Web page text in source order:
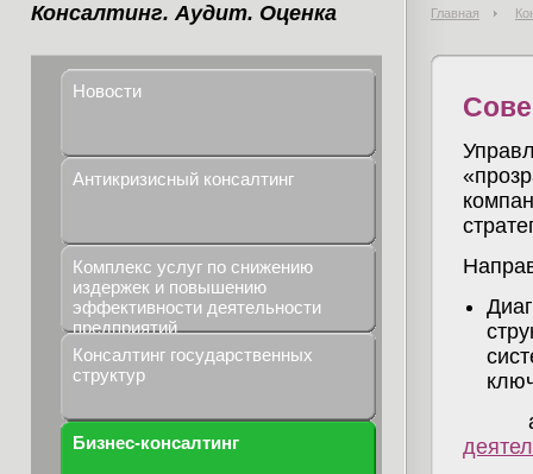
Консалтинг. Аудит. Оценка Главная
Новости
Антикризисный консалтинг
Комплекс услуг по снижению
издержек и повышению
эффективности деятельности
предприятий
Консалтинг государственных
структур
Бизнес-консалтинг